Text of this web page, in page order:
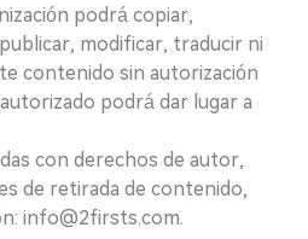
podrá copiar,
modificar, traducir ni
contenido sin autorización
podrá dar lugar a
con derechos de autor,
de retirada de contenido,
info@2firsts.com.